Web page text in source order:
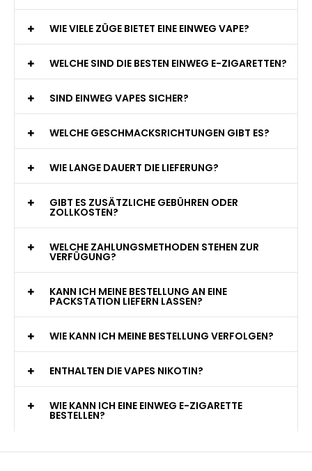
WIE VIELE ZÜGE BIETET EINE EINWEG VAPE?
WELCHE SIND DIE BESTEN EINWEG E-ZIGARETTEN?
SIND EINWEG VAPES SICHER?
WELCHE GESCHMACKSRICHTUNGEN GIBT ES?
WIE LANGE DAUERT DIE LIEFERUNG?
GIBT ES ZUSÄTZLICHE GEBÜHREN ODER
ZOLLKOSTEN?
WELCHE ZAHLUNGSMETHODEN STEHEN ZUR
VERFÜGUNG?
KANN ICH MEINE BESTELLUNG AN EINE
PACKSTATION LIEFERN LASSEN?
WIE KANN ICH MEINE BESTELLUNG VERFOLGEN?
ENTHALTEN DIE VAPES NIKOTIN?
WIE KANN ICH EINE EINWEG E-ZIGARETTE
BESTELLEN?